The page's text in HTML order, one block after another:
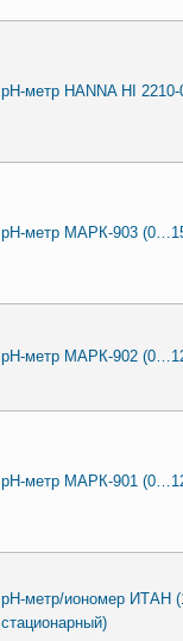
pH-метр HANNA HI
pH-метр МАРК-903
pH-метр МАРК-902
pH-метр МАРК-901
рН-метр/иономер ИТАН
стационарный)